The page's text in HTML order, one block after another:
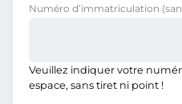
Numéro d’immatriculation
Veuillez indiquer votre
espace, sans tiret ni point !